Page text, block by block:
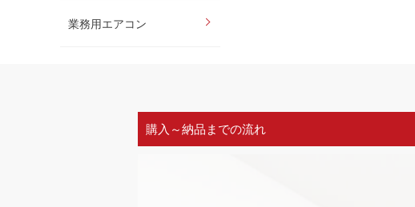
業務用エアコン
購入～納品までの流れ